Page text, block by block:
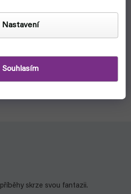
Nastavení
Souhlasím
Detail
od D4 až po D20 do různých her
skrze svou fantazii.